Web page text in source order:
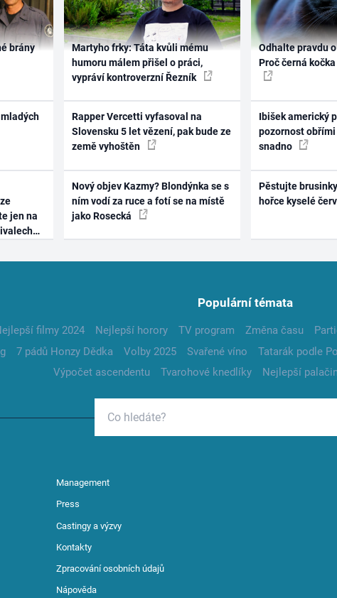
brány
jen na
Martyho frky: Táta kvůli mému
humoru málem přišel o práci,
vypráví kontroverzní Řezník
Rapper Vercetti vyfasoval na
Slovensku 5 let vězení, pak bude ze
země vyhoštěn
Nový objev Kazmy? Blondýnka se s
ním vodí za ruce a fotí se na místě
jako Rosecká
Odhalte pravdu
Proč černá
Ibišek americký
pozornost
snadno
Pěstujte
hořce kyselé
Populární témata
filmy 2024 Nejlepší horory TV program Změna času
7 pádů Honzy Dědka Volby 2025 Svařené víno Tatarák podle
Výpočet ascendentu
Tvarohové knedlíky Nejlepší
Management
Press
Castingy a výzvy
Kontakty
Zpracování osobních údajů
Nápověda